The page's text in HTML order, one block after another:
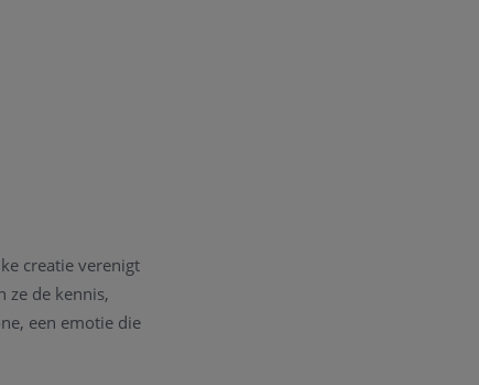
creatie verenigt
ze de kennis,
een emotie die